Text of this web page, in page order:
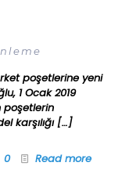
poşetlerine yeni
1 Ocak 2019
karşılığı[…]
0 Read more